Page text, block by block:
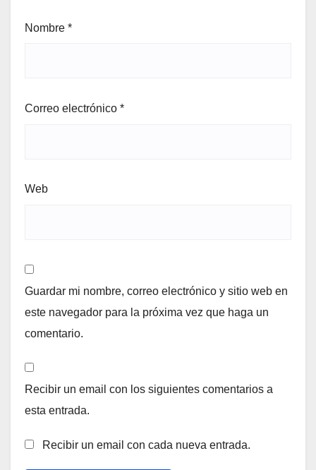
Nombre *
Correo electrónico *
Web
Guardar mi nombre, correo electrónico y sitio web en
este navegador para la próxima vez que haga un
comentario.
Recibir un email con los siguientes comentarios a
esta entrada.
Recibir un email con cada nueva entrada.